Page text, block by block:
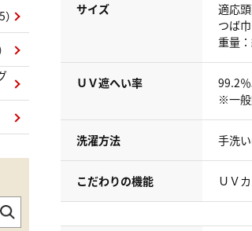
サイズ
適応
つば
重量
ＵＶ遮へい率
99.2
※一般
洗濯方法 手洗
こだわりの機能 ＵＶ
）